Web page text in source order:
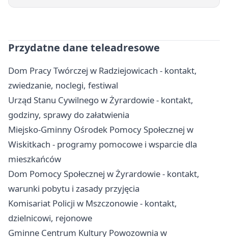
Przydatne dane teleadresowe
Dom Pracy Twórczej w Radziejowicach - kontakt,
zwiedzanie, noclegi, festiwal
Urząd Stanu Cywilnego w Żyrardowie - kontakt,
godziny, sprawy do załatwienia
Miejsko-Gminny Ośrodek Pomocy Społecznej w
Wiskitkach - programy pomocowe i wsparcie dla
mieszkańców
Dom Pomocy Społecznej w Żyrardowie - kontakt,
warunki pobytu i zasady przyjęcia
Komisariat Policji w Mszczonowie - kontakt,
dzielnicowi, rejonowe
Gminne Centrum Kultury Powozownia w